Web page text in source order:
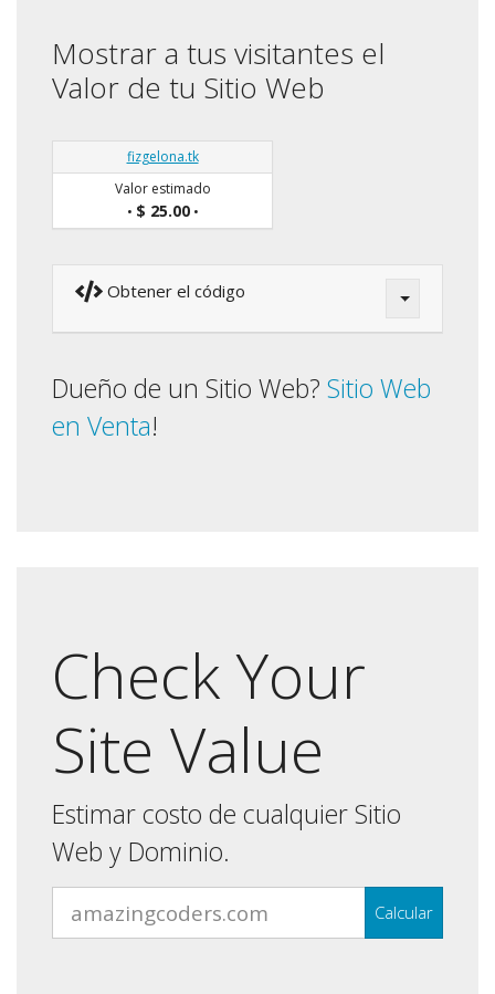
Mostrar a tus visitantes el
Valor de tu Sitio Web
fizgelona.tk
Valor estimado
• $ 25.00•
Obtener el código
Dueño de un Sitio Web? Sitio Web
en Venta!
Check Your
Site Value
Estimar costo de cualquier Sitio
Web y Dominio.
Calcular